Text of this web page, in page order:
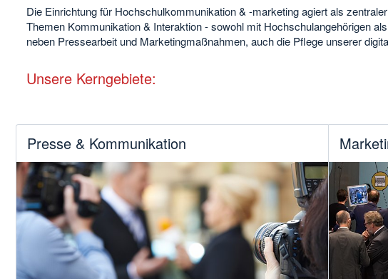
Die Einrichtung für Hochschulkommunikation & -marketing agiert als
Themen Kommunikation & Interaktion - sowohl mit Hochschulangehörigen
neben Pressearbeit und Marketingmaßnahmen, auch die Pflege unserer
Unsere Kerngebiete:
Presse & Kommunikation